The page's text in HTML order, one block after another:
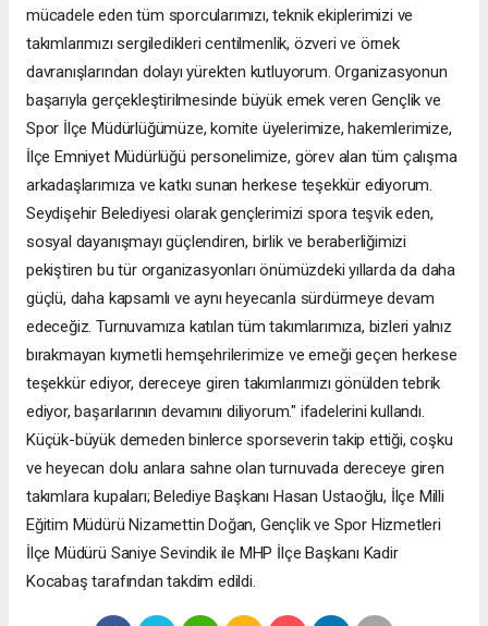
mücadele eden tüm sporcularımızı, teknik ekiplerimizi ve
takımlarımızı sergiledikleri centilmenlik, özveri ve örnek
davranışlarından dolayı yürekten kutluyorum. Organizasyonun
başarıyla gerçekleştirilmesinde büyük emek veren Gençlik ve
Spor İlçe Müdürlüğümüze, komite üyelerimize, hakemlerimize,
İlçe Emniyet Müdürlüğü personelimize, görev alan tüm çalışma
arkadaşlarımıza ve katkı sunan herkese teşekkür ediyorum.
Seydişehir Belediyesi olarak gençlerimizi spora teşvik eden,
sosyal dayanışmayı güçlendiren, birlik ve beraberliğimizi
pekiştiren bu tür organizasyonları önümüzdeki yıllarda da daha
güçlü, daha kapsamlı ve aynı heyecanla sürdürmeye devam
edeceğiz. Turnuvamıza katılan tüm takımlarımıza, bizleri yalnız
bırakmayan kıymetli hemşehrilerimize ve emeği geçen herkese
teşekkür ediyor, dereceye giren takımlarımızı gönülden tebrik
ediyor, başarılarının devamını diliyorum." ifadelerini kullandı.
Küçük-büyük demeden binlerce sporseverin takip ettiği, coşku
ve heyecan dolu anlara sahne olan turnuvada dereceye giren
takımlara kupaları; Belediye Başkanı Hasan Ustaoğlu, İlçe Milli
Eğitim Müdürü Nizamettin Doğan, Gençlik ve Spor Hizmetleri
İlçe Müdürü Saniye Sevindik ile MHP İlçe Başkanı Kadir
Kocabaş tarafından takdim edildi.